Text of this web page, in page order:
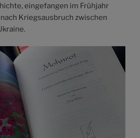
eingefangen im Frühjahr
Kriegsausbruch zwischen